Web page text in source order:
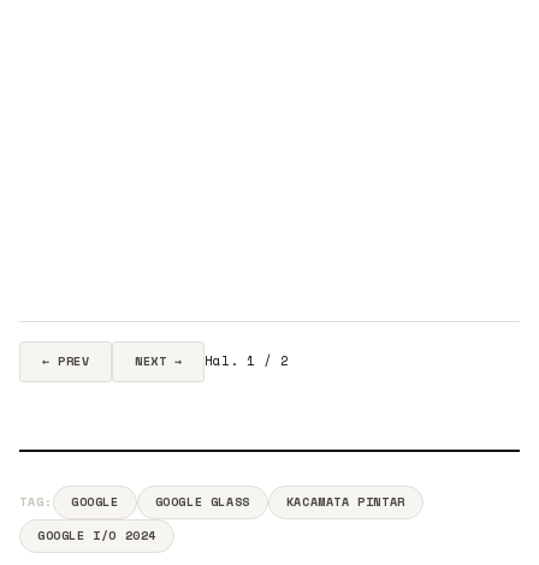
← PREV NEXT → Hal. 1 / 2
TAG: GOOGLE GOOGLE GLASS
KACAMATA PINTAR
GOOGLE I/O 2024